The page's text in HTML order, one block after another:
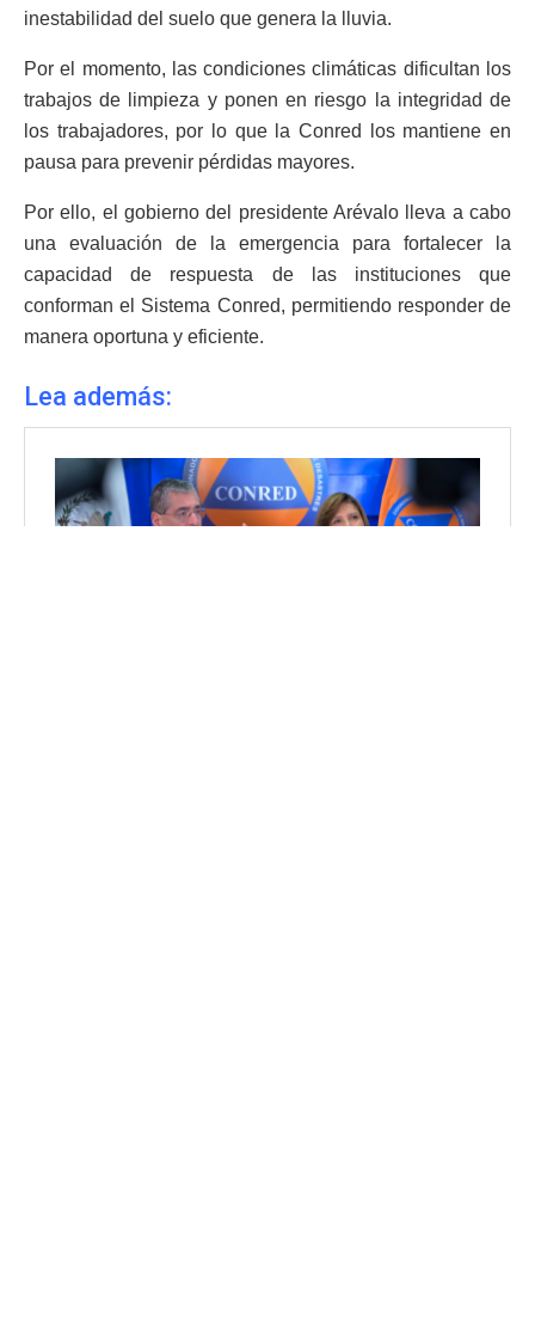
inestabilidad del suelo que genera la lluvia.
Por el momento, las condiciones climáticas dificultan los
trabajos de limpieza y ponen en riesgo la integridad de
los trabajadores, por lo que la Conred los mantiene en
pausa para prevenir pérdidas mayores.
Por ello, el gobierno del presidente Arévalo lleva a cabo
una evaluación de la emergencia para fortalecer la
capacidad de respuesta de las instituciones que
conforman el Sistema Conred, permitiendo responder de
manera oportuna y eficiente.
Lea además: